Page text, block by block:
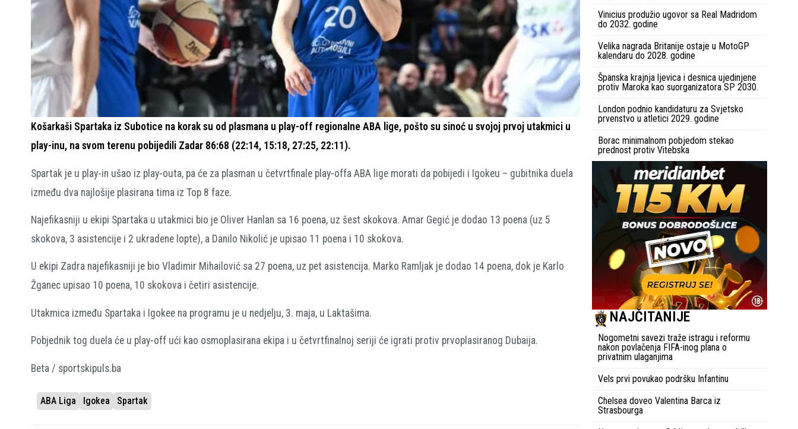
Košarkaši Spartaka iz Subotice na korak su od plasmana u play-off regionalne ABA lige, pošto su sinoć u svojoj prvoj utakmici u
play-inu, na svom terenu pobijedili Zadar 86:68 (22:14, 15:18, 27:25, 22:11).
Spartak je u play-in ušao iz play-outa, pa će za plasman u četvrtfinale play-offa ABA lige morati da pobijedi i Igokeu – gubitnika duela
između dva najlošije plasirana tima iz Top 8 faze.
Najefikasniji u ekipi Spartaka u utakmici bio je Oliver Hanlan sa 16 poena, uz šest skokova. Amar Gegić je dodao 13 poena (uz 5
skokova, 3 asistencije i 2 ukradene lopte), a Danilo Nikolić je upisao 11 poena i 10 skokova.
U ekipi Zadra najefikasniji je bio Vladimir Mihailović sa 27 poena, uz pet asistencija. Marko Ramljak je dodao 14 poena, dok je Karlo
Žganec upisao 10 poena, 10 skokova i četiri asistencije.
Utakmica između Spartaka i Igokee na programu je u nedjelju, 3. maja, u Laktašima.
Pobjednik tog duela će u play-off ući kao osmoplasirana ekipa i u četvrtfinalnoj seriji će igrati protiv prvoplasiranog Dubaija.
Beta / sportskipuls.ba
ABA Liga Igokea Spartak
Vinicius produžio ugovor sa Real Madridom
do 2032. godine
Velika nagrada Britanije ostaje u MotoGP
kalendaru do 2028. godine
Španska krajnja ljevica i desnica ujedinjene
protiv Maroka kao suorganizatora SP 2030.
London podnio kandidaturu za Svjetsko
prvenstvo u atletici 2029. godine
Borac minimalnom pobjedom stekao
prednost protiv Vitebska
NAJČITANIJE
Nogometni savezi traže istragu i reformu
nakon povlačenja FIFA-inog plana o
privatnim ulaganjima
Vels prvi povukao podršku Infantinu
Chelsea doveo Valentina Barca iz
Strasbourga